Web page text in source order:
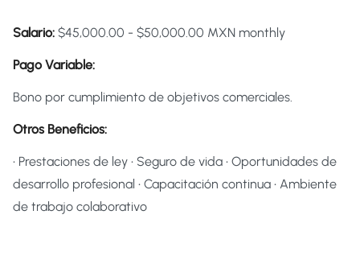
Salario: $45,000.00 - $50,000.00 MXN monthly
Pago Variable:
Bono por cumplimiento de objetivos comerciales.
Otros Beneficios:
• Prestaciones de ley • Seguro de vida • Oportunidades de
desarrollo profesional • Capacitación continua • Ambiente
de trabajo colaborativo